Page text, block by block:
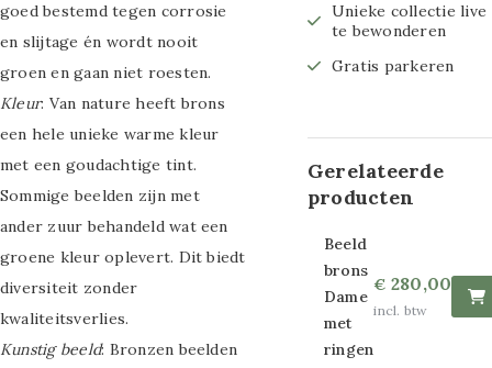
Glasschilderij
maat 70x110cm
maat 50x120cm
Glasschilderij
maat 80x120cm
Glasschilderij
goed bestemd tegen corrosie
en slijtage én wordt nooit
groen en gaan niet roesten.
Kleur: Van nature heeft brons
een hele unieke warme kleur
met een goudachtige tint.
Sommige beelden zijn met
ander zuur behandeld wat een
groene kleur oplevert. Dit biedt
diversiteit zonder
kwaliteitsverlies.
Kunstig beeld: Bronzen beelden
Unieke collectie live
te bewonderen
Gratis parkeren
Gerelateerde
producten
Beeld
brons
Dame
met
ringen
€ 280,00
incl. btw